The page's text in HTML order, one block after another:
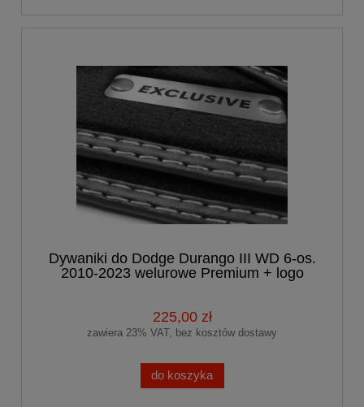
Dywaniki do Dodge Durango III WD 6-os.
2010-2023 welurowe Premium + logo
225,00 zł
zawiera 23% VAT, bez kosztów dostawy
do koszyka